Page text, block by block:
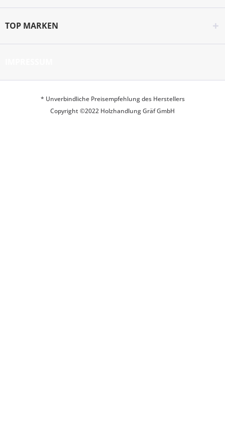
TOP MARKEN
* Unverbindliche Preisempfehlung des Herstellers
Copyright ©2022 Holzhandlung Gräf GmbH